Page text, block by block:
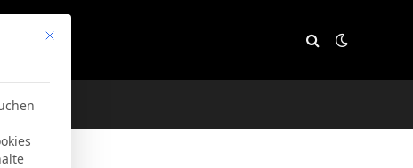
Mit diesem Button wird der Dialog geschlossen. Seine